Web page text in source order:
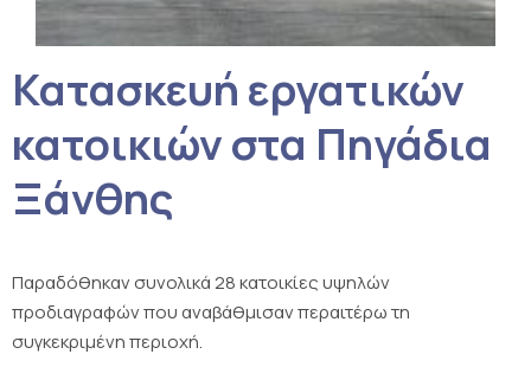
Κατασκευή εργατικών
κατοικιών στα Πηγάδια
Ξάνθης
Παραδόθηκαν συνολικά 28 κατοικίες υψηλών
προδιαγραφών που αναβάθμισαν περαιτέρω τη
συγκεκριμένη περιοχή.